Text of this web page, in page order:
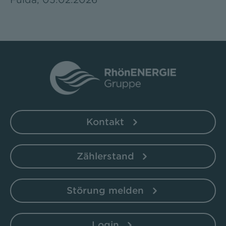
Kontakt
Zählerstand
Störung melden